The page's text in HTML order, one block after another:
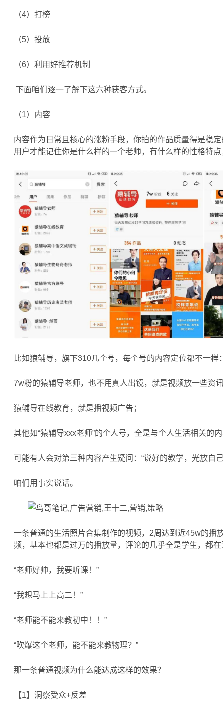
（4）打榜
（5）投放
（6）利用好推荐机制
下面咱们逐一了解下这六种获客方式。
（1）内容
内容作为日常且核心的涨粉手段，你拍的作品质量得是稳
用户才能记住你是什么样的一个老师，有什么样的性格特
比如猿辅导，旗下310几个号，每个号的内容定位都不一样
7w粉的猿辅导老师，也不用真人出镜，就是视频放一些资
猿辅导在线教育，就是播视频广告；
其他如“猿辅导xxx老师”的个人号，全是与个人生活相关的
可能有人会对第三种内容产生疑问：“说好的教学，光放自
咱们用事实说话。
一条普通的生活照片合集制作的视频，2周达到近45w的播
频，基本也都是过万的播放量，评论的几乎全是学生，都在
“老师好帅，我要听课！”
“我想马上上高二！”
“老师能不能来教初中！！”
“吹爆这个老师，能不能来教物理？”
那一条普通视频为什么能达成这样的效果？
【1】洞察受众+反差